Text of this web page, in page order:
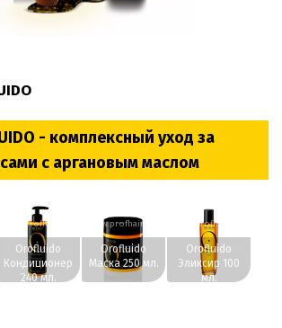
- комплексный уход за
с аргановым маслом
www.profhairs.ru
Orofluido
Кондиционер
240 мл.
www.profhairs.ru
Orofluido
Маска 250 мл.
www.profhairs.ru
Orofluido
Эликсир 100
мл.